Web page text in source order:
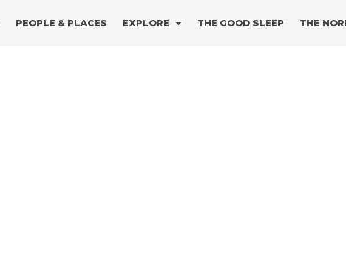
PEOPLE & PLACES EXPLORE THE GOOD SLEEP THE